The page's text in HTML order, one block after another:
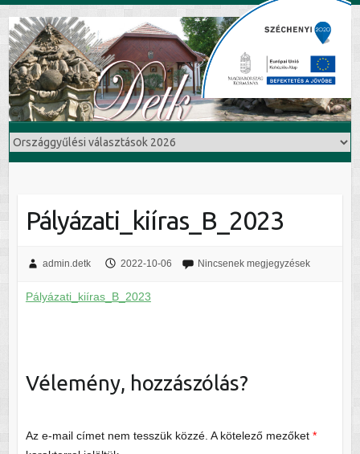
Pályázati_kiíras_B_2023
admin.detk 2022-10-06 Nincsenek megjegyzések
Pályázati_kiíras_B_2023
Vélemény, hozzászólás?
Az e-mail címet nem tesszük közzé. A kötelező mezőket *